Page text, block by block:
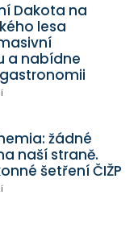
Dakota na
lesa
a nabídne
žádné
naší straně.
šetření ČIŽP